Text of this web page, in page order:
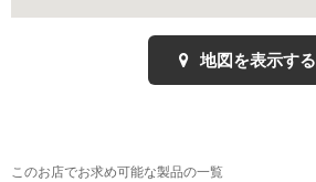
地図を表示する
このお店でお求め可能な製品の一覧